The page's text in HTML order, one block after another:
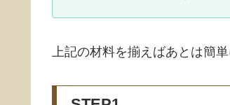
上記の材料を揃えばあとは簡